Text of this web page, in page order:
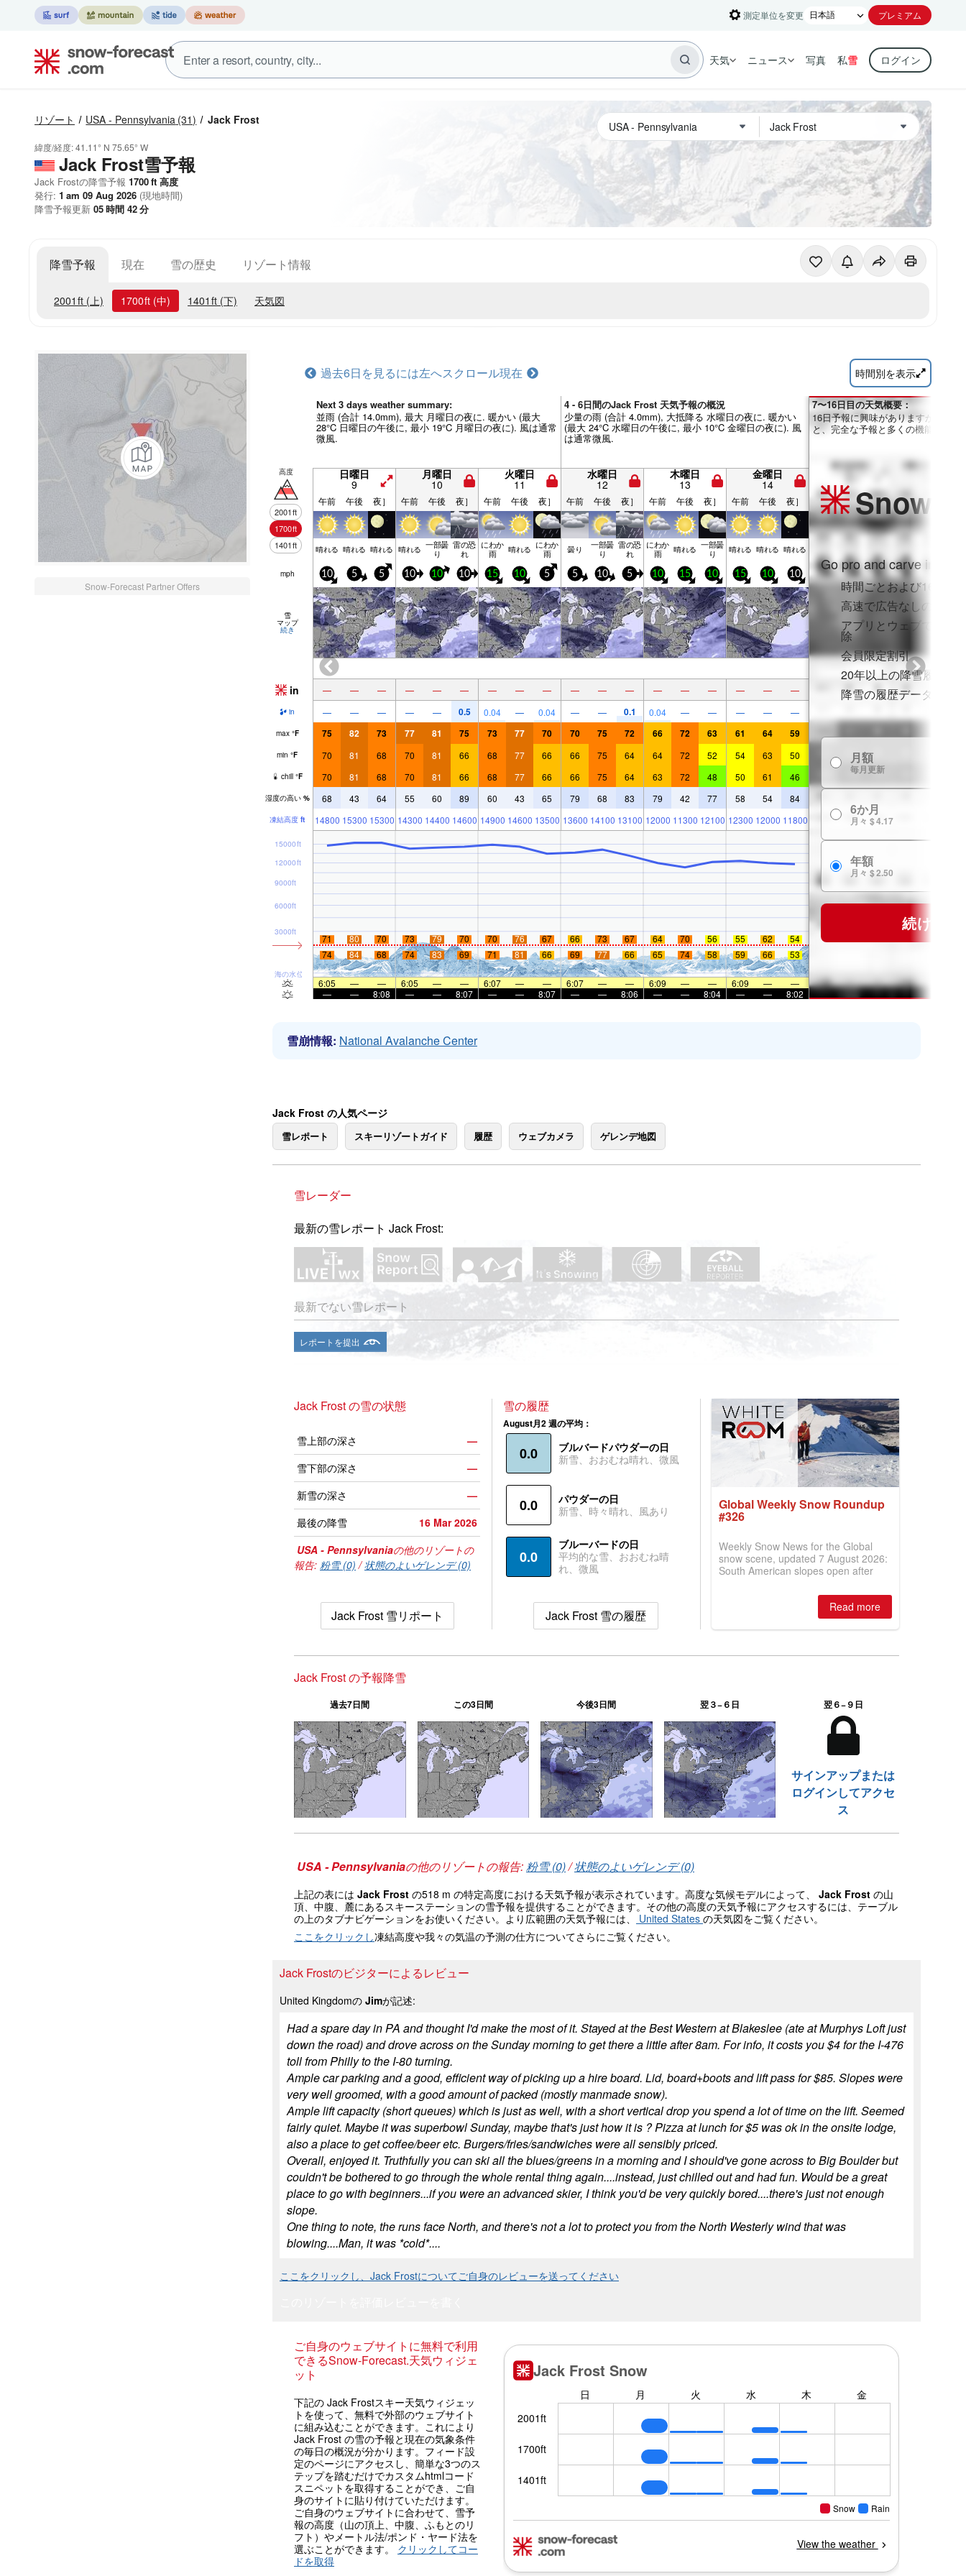
測定単位を変更 プレミアム
天気 ニュース 写真 私雪 ログイン
リゾート USA - Pennsylvania (31) Jack Frost
緯度/経度:41.11° N 75.65° W
Jack Frost雪予報
Jack Frostの降雪予報 1700ft 高度
発行: 1 am 09 Aug 2026 (現地時間)
降雪予報更新 05時間 42分
降雪予報 現在 雪の歴史 リゾート情報
2001 ft (上) 1700ft (中) 1401 ft (下) 天気図
Snow-Forecast Partner Offers
過去6日を見るには左へスクロール現在 時間別を表示
Next 3 days weather summary:
並雨 (合計 14.0mm), 最大 月曜日の夜に. 暖かい (最大
28°C 日曜日の午後に, 最小 19°C 月曜日の夜に). 風は通常
微風.
4 - 6日間のJack Frost 天気予報の概況
少量の雨 (合計 4.0mm), 大抵降る 水曜日の夜に. 暖かい
(最大 24°C 水曜日の午後に, 最小 10°C 金曜日の夜に). 風
は通常微風.
高度
2001ft
1700ft
1401ft
日曜日
9
月曜日
10
火曜日
11
水曜日
12
木曜日
13
金曜日
14
午前 午後 夜］ 午前 午後 夜］ 午前 午後 夜］ 午前 午後 夜］ 午前 午後 夜］ 午前 午後 夜］
晴れる 晴れる 晴れる 晴れる 一部曇
り
雷の恐
れ
にわか
雨 晴れる にわか
雨 曇り 一部曇
り
雷の恐
れ
にわか
雨 晴れる 一部曇
り 晴れる 晴れる 晴れる
mph 10 5 5 10 10 10 15 10 5 5 10 5 10 15 10 15 10 10
雪
マップ
続き
in — — — — — — — — — — — — — — — — — —
in — — — — — 0.5 0.04 — 0.04 — — 0.1 0.04 — — — — —
max °F 75 82 73 77 81 75 73 77 70 70 75 72 66 72 63 61 64 59
min °F 70 81 68 70 81 66 68 77 66 66 75 64 64 72 52 54 63 50
chill °F 70 81 68 70 81 66 68 77 66 66 75 64 63 72 48 50 61 46
湿度の高い % 68 43 64 55 60 89 60 43 65 79 68 83 79 42 77 58 54 84
凍結高度 ft 14800 15300 15300 14300 14400 14600 14900 14600 13500 13600 14100 13100 12000 11300 12100 12300 12000 11800
海の水位
3000ft
6000ft
9000ft
12000ft
15000ft
71 80 70 73 79 70 70 76 67 66 73 67 64 70 56 55 62
54
74
84 68 74 83 69 71 81 66 69 77 66 65 74 58 59 66 53
6:05 — — 6:05 — — 6:07 — — 6:07 — — 6:09 — — 6:09 —
—
—
— 8:08 — — 8:07 — — 8:07 — — 8:06 — — 8:04 — — 8:02
7〜16日目の天気概要：
16日予報に興味がありますか？Pro
と、完全な予報と多くの機能を利用
Snow
Go pro and carve into:
時間ごとおよび16日間
高速で広告なしのブラ
アプリとウェブでフル
除
会員限定割引
20年以上の降雪履歴
降雪の履歴データ
月額
毎月更新
6か月
月々 $ 4.17
年額
月々 $ 2.50
続ける
雪崩情報: National Avalanche Center
Jack Frost の人気ページ
雪レポート スキーリゾートガイド 履歴 ウェブカメラ ゲレンデ地図
雪レーダー
最新の雪レポート Jack Frost:
最新でない雪レポート
レポートを提出
Jack Frost の雪の状態
雪上部の深さ
—
雪下部の深さ
—
新雪の深さ
—
最後の降雪
16 Mar 2026
USA - Pennsylvaniaの他のリゾートの
報告: 粉雪 (0) /状態のよいゲレンデ (0)
Jack Frost 雪リポート
雪の履歴
August月2 週の平均：
0.0
ブルバードパウダーの日
新雪、おおむね晴れ、微風
0.0
パウダーの日
新雪、時々晴れ、風あり
0.0
ブルーバードの日
平均的な雪、おおむね晴
れ、微風
Jack Frost 雪の履歴
Global Weekly Snow Roundup
#326
Weekly Snow News for the Global
snow scene, updated 7 August 2026:
South American slopes open after
best conditions of season so far,
Australian areas open most terrain of
2026, northern hemisphere down to
two outdoor areas still open.
Read more
Jack Frost の予報降雪
過去7日間 この3日間 今後3日間 翌３−６日 翌６−９日
サインアップまたは
ログインしてアクセ
ス
USA - Pennsylvaniaの他のリゾートの報告:粉雪 (0)/状態のよいゲレンデ (0)
上記の表には Jack Frost の518 m の特定高度における天気予報が表示されています。高度な気候モデルによって、 Jack Frost の山
頂、中腹、麓にあるスキーステーションの雪予報を提供することができます。その他の高度の天気予報にアクセスするには、テーブル
の上のタブナビゲーションをお使いください。より広範囲の天気予報には、
United States の天気図をご覧ください。
ここをクリックし凍結高度や我々の気温の予測の仕方についてさらにご覧ください。
Jack Frostのビジターによるレビュー
United Kingdomの Jimが記述:
Had a spare day in PA and thought I'd make the most of it. Stayed at the Best Western at Blakeslee (ate at Murphys Loft just
down the road) and drove across on the Sunday morning to get there a little after 8am. For info, it costs you $4 for the I-476
toll from Philly to the I-80 turning.
Ample car parking and a good, efficient way of picking up a hire board. Lid, board+boots and lift pass for $85. Slopes were
very well groomed, with a good amount of packed (mostly manmade snow).
Ample lift capacity (short queues) which is just as well, with a short vertical drop you spend a lot of time on the lift. Seemed
fairly quiet. Maybe it was superbowl Sunday, maybe that's just how it is ? Pizza at lunch for $5 was ok in the onsite lodge,
also a place to get coffee/beer etc. Burgers/fries/sandwiches were all sensibly priced.
Overall, enjoyed it. Truthfully you can ski all the blues/greens in a morning and I should've gone across to Big Boulder but
couldn't be bothered to go through the whole rental thing again....instead, just chilled out and had fun. Would be a great
place to go with beginners...if you were an advanced skier, I think you'd be very quickly bored....there's just not enough
slope.
One thing to note, the runs face North, and there's not a lot to protect you from the North Westerly wind that was
blowing....Man, it was *cold*....
ここをクリックし、Jack Frostについてご自身のレビューを送ってください
ご自身のウェブサイトに無料で利用
できるSnow-Forecast.天気ウィジェ
ット
下記の Jack Frostスキー天気ウィジェッ
トを使って、無料で外部のウェブサイト
に組み込むことができます。これにより
Jack Frost の雪の予報と現在の気象条件
の毎日の概況が分かります。フィード設
定のページにアクセスし、簡単な3つのス
テップを踏むだけでカスタムhtmlコード
スニペットを取得することができ、ご自
身のサイトに貼り付けていただけます。
ご自身のウェブサイトに合わせて、雪予
報の高度（山の頂上、中腹、ふもとのリ
フト）やメートル法/ポンド・ヤード法を
選ぶことができます。 クリックしてコー
ドを取得